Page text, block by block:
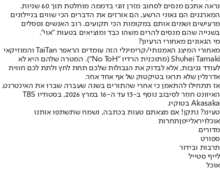
נראה אתכם מנסים לסחוב מזרן זוגי בדממה מוחלטת תוך 60 שניות.
המארגנים הם גאוני הרשע, הם אורזים את הדברים הכי שווים בניילונים
מרעישים ושמים אותם במקומות הכי תקועים. רוב האנשים נפסלים
בשנייה שהם מנסים להרים משהו כבד ומוציאים בטעות "אוי".
מי הגאונים מאחורי הרעיון?
מאחורי המיצג האמנותי/קרימינלי הזה עומדים הראפר TaiTan והמוזיקאי
Shuhei Tamaki (מתוכנית הרדיו "No ToH"). המטרה שלהם היא לא
לעודד גניבות, אלא לבדוק את הגבולות שלכם תחת לחץ ולתת לכם חווית
אדרנלין שלא תראו בטיקטוק של אף אחד אחר.
אז תתחילו להתאמן כי אחרי שהתורים בשנה שעברה שברו את האינטרנט,
האיוונט חוזר לסיבוב נוסף ב-13 עד ה-16 במרץ 2026, בסטודיו TBS
Akasaka בטוקיו.
טעינו? נתקן! אם מצאתם טעות בכתבה, נשמח שתשתפו אותנו
אוכלויראלייפןתחרות
מדורים
ספורט
תרבות ובידור
לייף סטייל
אוכל